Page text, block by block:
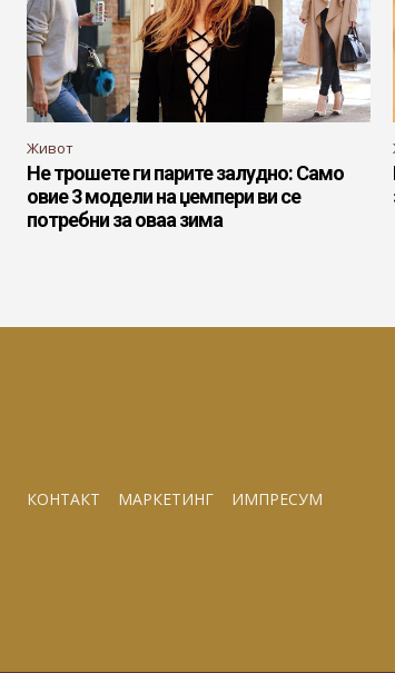
Живот
Не трошете ги парите залудно: Само
овие 3 модели на џемпери ви се
потребни за оваа зима
КОНТАКТ МАРКЕТИНГ ИМПРЕСУМ